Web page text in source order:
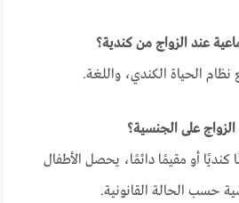
عند الزواج من كندية؟
نظام الحياة الكندي، واللغة.
على الجنسية؟
كنديًا أو مقيمًا دائمًا، يحصل الأطفال
حسب الحالة القانونية.